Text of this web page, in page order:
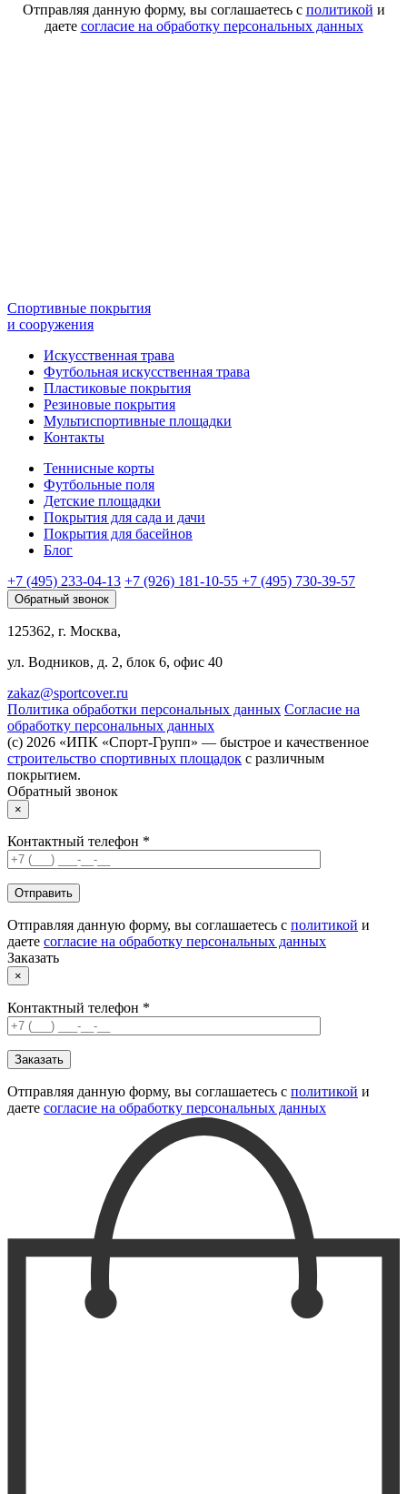
Отправляя данную форму, вы соглашаетесь с политикой и
даете согласие на обработку персональных данных
Спортивные покрытия
и сооружения
Искусственная трава
Футбольная искусственная трава
Пластиковые покрытия
Резиновые покрытия
Мультиспортивные площадки
Контакты
Теннисные корты
Футбольные поля
Детские площадки
Покрытия для сада и дачи
Покрытия для басейнов
Блог
+7 (495) 233-04-13 +7 (926) 181-10-55 +7 (495) 730-39-57
Обратный звонок
125362, г. Москва,
ул. Водников, д. 2, блок 6, офис 40
zakaz@sportcover.ru
Политика обработки персональных данных Согласие на
обработку персональных данных
(c) 2026 «ИПК «Спорт-Групп» — быстрое и качественное
строительство спортивных площадок с различным
покрытием.
Обратный звонок
×
Контактный телефон *
Отправляя данную форму, вы соглашаетесь с политикой и
даете согласие на обработку персональных данных
Заказать
×
Контактный телефон *
Отправляя данную форму, вы соглашаетесь с политикой и
даете согласие на обработку персональных данных